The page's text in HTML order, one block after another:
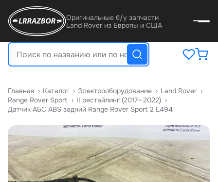
Оригинальные б/у запчасти
Land Rover из Европы и США
Главная › Катало › Электрооборудование › Land Rover ›
Range Rover Sport › II рестайлинг (2017—2022) ›
Датчик АБС ABS задний Range Rover Sport 2 L494